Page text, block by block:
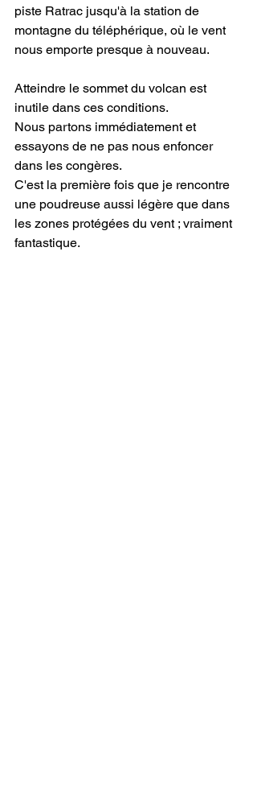
piste Ratrac jusqu'à la station de
montagne du téléphérique, où le vent
nous emporte presque à nouveau.
Atteindre le sommet du volcan est
inutile dans ces conditions.
Nous partons immédiatement et
essayons de ne pas nous enfoncer
dans les congères.
C'est la première fois que je rencontre
une poudreuse aussi légère que dans
les zones protégées du vent ; vraiment
fantastique.